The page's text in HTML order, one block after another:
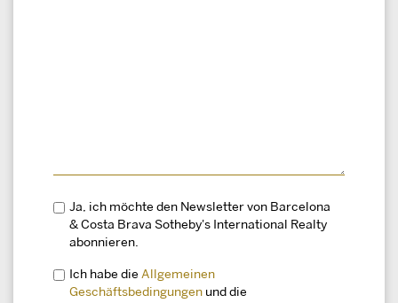
Ja, ich möchte den Newsletter von Barcelona
& Costa Brava Sotheby's International Realty
abonnieren.
Ich habe die Allgemeinen
Geschäftsbedingungen und die